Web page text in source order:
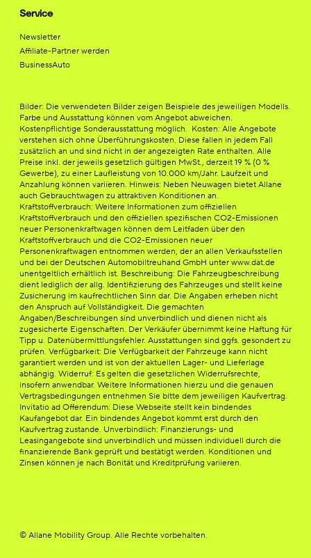
Service
Newsletter
Affiliate-Partner werden
BusinessAuto
Bilder: Die verwendeten Bilder zeigen Beispiele des jeweiligen Modells.
Farbe und Ausstattung können vom Angebot abweichen.
Kostenpflichtige Sonderausstattung möglich. Kosten: Alle Angebote
verstehen sich ohne Überführungskosten. Diese fallen in jedem Fall
zusätzlich an und sind nicht in der angezeigten Rate enthalten. Alle
Preise inkl. der jeweils gesetzlich gültigen MwSt., derzeit 19 % (0 %
Gewerbe), zu einer Laufleistung von 10.000 km/Jahr. Laufzeit und
Anzahlung können variieren. Hinweis: Neben Neuwagen bietet Allane
auch Gebrauchtwagen zu attraktiven Konditionen an.
Kraftstoffverbrauch: Weitere Informationen zum offiziellen
Kraftstoffverbrauch und den offiziellen spezifischen CO2-Emissionen
neuer Personenkraftwagen können dem Leitfaden über den
Kraftstoffverbrauch und die CO2-Emissionen neuer
Personenkraftwagen entnommen werden, der an allen Verkaufsstellen
und bei der Deutschen Automobiltreuhand GmbH unter www.dat.de
unentgeltlich erhältlich ist. Beschreibung: Die Fahrzeugbeschreibung
dient lediglich der allg. Identifizierung des Fahrzeuges und stellt keine
Zusicherung im kaufrechtlichen Sinn dar. Die Angaben erheben nicht
den Anspruch auf Vollständigkeit. Die gemachten
Angaben/Beschreibungen sind unverbindlich und dienen nicht als
zugesicherte Eigenschaften. Der Verkäufer übernimmt keine Haftung für
Tipp u. Datenübermittlungsfehler. Ausstattungen sind ggfs. gesondert zu
prüfen. Verfügbarkeit: Die Verfügbarkeit der Fahrzeuge kann nicht
garantiert werden und ist von der aktuellen Lager- und Lieferlage
abhängig. Widerruf: Es gelten die gesetzlichen Widerrufsrechte,
insofern anwendbar. Weitere Informationen hierzu und die genauen
Vertragsbedingungen entnehmen Sie bitte dem jeweiligen Kaufvertrag.
Invitatio ad Offerendum: Diese Webseite stellt kein bindendes
Kaufangebot dar. Ein bindendes Angebot kommt erst durch den
Kaufvertrag zustande. Unverbindlich: Finanzierungs- und
Leasingangebote sind unverbindlich und müssen individuell durch die
finanzierende Bank geprüft und bestätigt werden. Konditionen und
Zinsen können je nach Bonität und Kreditprüfung variieren.
© Allane Mobility Group. Alle Rechte vorbehalten.